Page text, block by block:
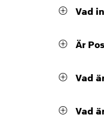
Vad
Är
Vad
Vad